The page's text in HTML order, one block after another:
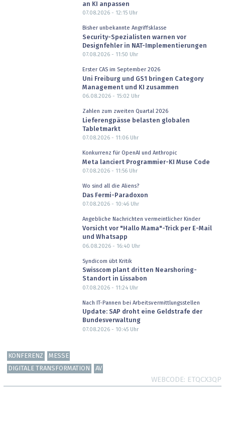
an KI anpassen
07.08.2026 - 12:15Uhr
Bisher unbekannte Angriffsklasse
Security-Spezialisten warnen vor
Designfehler in NAT-Implementierungen
07.08.2026 - 11:50 Uhr
Erster CAS im September 2026
Uni Freiburg und GS1 bringen Category
Management und KI zusammen
06.08.2026 - 15:02 Uhr
Zahlen zum zweiten Quartal 2026
Lieferengpässe belasten globalen
Tabletmarkt
07.08.2026 - 11:06Uhr
Konkurrenz für OpenAI und Anthropic
Meta lanciert Programmier-KI Muse Code
07.08.2026 - 11:56Uhr
Wo sind all die Aliens?
Das Fermi-Paradoxon
07.08.2026 - 10:46Uhr
Angebliche Nachrichten vermeintlicher Kinder
Vorsicht vor "Hallo Mama"-Trick per E-Mail
und Whatsapp
06.08.2026 - 16:40 Uhr
Syndicom übt Kritik
Swisscom plant dritten Nearshoring-
Standort in Lissabon
07.08.2026 - 11:24Uhr
Nach IT-Pannen bei Arbeitsvermittlungsstellen
Update: SAP droht eine Geldstrafe der
Bundesverwaltung
07.08.2026 - 10:45Uhr
KONFERENZ
MESSE
DIGITALE TRANSFORMATION
AV
WEBCODE ETQCX3QP